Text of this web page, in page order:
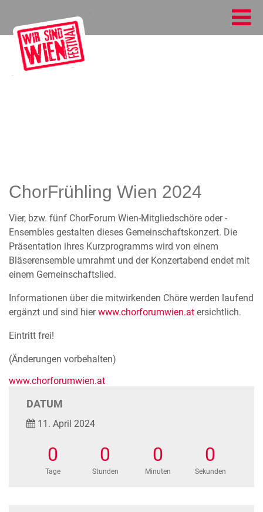
ChorFrühling Wien 2024
Vier, bzw. fünf ChorForum Wien-Mitgliedschöre oder -
Ensembles gestalten dieses Gemeinschaftskonzert. Die
Präsentation ihres Kurzprogramms wird von einem
Bläserensemble umrahmt und der Konzertabend endet mit
einem Gemeinschaftslied.
Informationen über die mitwirkenden Chöre werden laufend
ergänzt und sind hierwww.chorforumwien.at ersichtlich.
Eintritt frei!
(Änderungen vorbehalten)
www.chorforumwien.at
DATUM
11. April 2024
0
Tage
0
Stunden
0
Minuten
0
Sekunden